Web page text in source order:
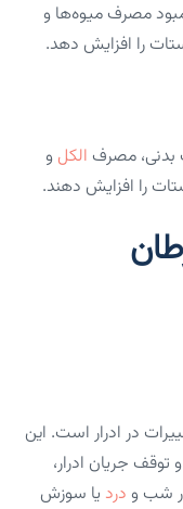
مصرف میوه‌ها و
را افزایش دهد.
بدنی، مصرف الکل و
را افزایش دهند.
در ادرار است. این
جریان ادرار،
شب و درد یا سوزش